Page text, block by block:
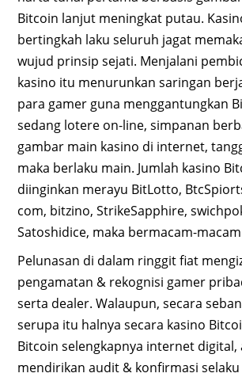
Bitcoin lanjut meningkat putau.
bertingkah laku seluruh jagat
wujud prinsip sejati. Menjalani
kasino itu menurunkan saringan
para gamer guna menggantungkan
sedang lotere on-line, simpanan
gambar main kasino di internet,
maka berlaku main. Jumlah kasino
diinginkan merayu BitLotto,
com, bitzino, StrikeSapphire,
Satoshidice, maka bermacam-
Pelunasan di dalam ringgit fiat
pengamatan & rekognisi gamer
serta dealer. Walaupun, secara
serupa itu halnya secara kasino
Bitcoin selengkapnya internet digital,
mendirikan audit & konfirmasi